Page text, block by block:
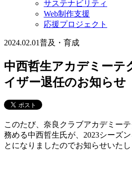
サステナビリティ
Web制作支援
応援プロジェクト
2024.02.01普及・育成
中西哲生アカデミーテ
イザー退任のお知らせ
このたび、奈良クラブアカデミー
務める中西哲生氏が、2023シーズ
とになりましたのでお知らせいたし